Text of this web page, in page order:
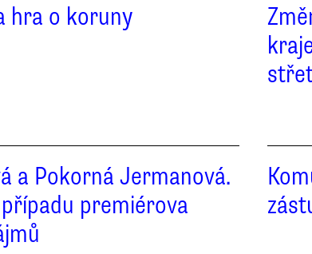
hra o koruny
a Pokorná Jermanová.
premiérova